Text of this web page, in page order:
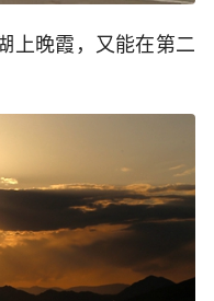
上晚霞，又能在第二